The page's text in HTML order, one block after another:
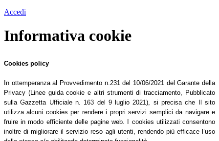
Accedi
Informativa cookie
Cookies policy
In ottemperanza al Provvedimento n.231 del 10/06/2021 del Garante della
Privacy (Linee guida cookie e altri strumenti di tracciamento, Pubblicato
sulla Gazzetta Ufficiale n. 163 del 9 luglio 2021), si precisa che Il sito
utilizza alcuni cookies per rendere i propri servizi semplici da navigare e
fruire in modo efficiente delle pagine web. I cookies utilizzati consentono
inoltre di migliorare il servizio reso agli utenti, rendendo più efficace l’uso